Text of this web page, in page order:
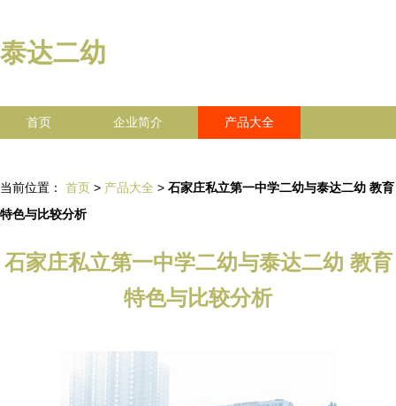
泰达二幼
首页 企业简介 产品大全
当前位置： 首页 > 产品大全 > 石家庄私立第一中学二幼与泰达二幼 教育
特色与比较分析
石家庄私立第一中学二幼与泰达二幼 教育
特色与比较分析